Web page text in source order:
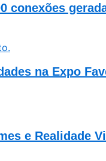
conexões
na Expo
e Realidade